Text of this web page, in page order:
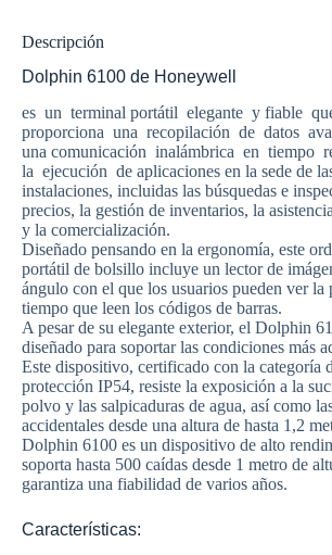
Descripción
Dolphin 6100 de Honeywell
es un terminal portátil elegante y fiable
proporciona una recopilación de datos
una comunicación inalámbrica en tiempo
la ejecución de aplicaciones en la sede de
instalaciones, incluidas las búsquedas e
precios, la gestión de inventarios, la
y la comercialización.
Diseñado pensando en la ergonomía, este
portátil de bolsillo incluye un lector de
ángulo con el que los usuarios pueden ver la
tiempo que leen los códigos de barras.
A pesar de su elegante exterior, el Dolphin
diseñado para soportar las condiciones más
Este dispositivo, certificado con la categoría
protección IP54, resiste la exposición a la
polvo y las salpicaduras de agua, así como
accidentales desde una altura de hasta 1,2
Dolphin 6100 es un dispositivo de alto
soporta hasta 500 caídas desde 1 metro de
garantiza una fiabilidad de varios años.
Características: